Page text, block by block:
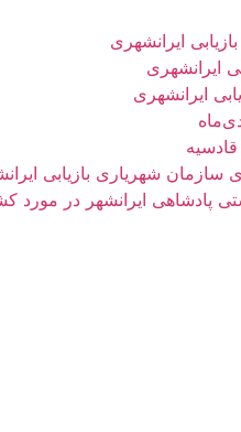
ایرانشهری
ایرانشهری
ایرانشهری
سازمان شهریاری بازیابی
پادشاهی ایرانشهر در مورد